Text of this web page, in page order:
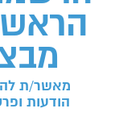
מאשר/ת
הודעות